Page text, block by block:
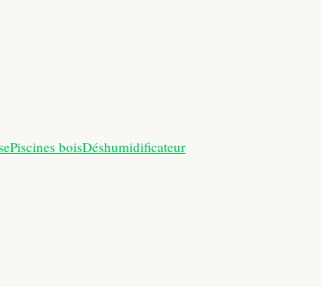
Piscines boisDéshumidificateur